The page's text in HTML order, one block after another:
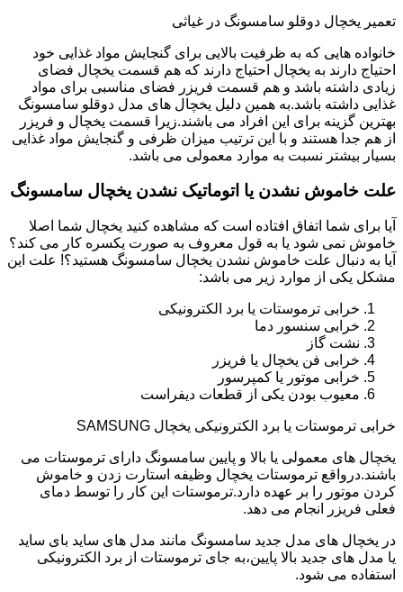
تعمیر یخچال دوقلو سامسونگ در غیاثی
خانواده هایی که به ظرفیت بالایی برای گنجایش مواد غذایی خود
احتیاج دارند به یخچال احتیاج دارند که هم قسمت یخچال فضای
زیادی داشته باشد و هم قسمت فریزر فضای مناسبی برای مواد
غذایی داشته باشد.به همین دلیل یخچال های مدل دوقلو سامسونگ
بهترین گزینه برای این افراد می باشند.زیرا قسمت یخچال و فریزر
از هم جدا هستند و با این ترتیب میزان ظرفی و گنجایش مواد غذایی
بسیار بیشتر نسبت به موارد معمولی می باشد.
علت خاموش نشدن یا اتوماتیک نشدن یخچال سامسونگ
آیا برای شما اتفاق افتاده است که مشاهده کنید یخچال شما اصلا
خاموش نمی شود یا به قول معروف به صورت یکسره کار می کند؟
آیا به دنبال علت خاموش نشدن یخچال سامسونگ هستید؟! علت این
مشکل یکی از موارد زیر می باشد:
خرابی ترموستات یا برد الکترونیکی
خرابی سنسور دما
نشت گاز
خرابی فن یخچال یا فریزر
خرابی موتور یا کمپرسور
معیوب بودن یکی از قطعات دیفراست
خرابی ترموستات یا برد الکترونیکی یخچال SAMSUNG
یخچال های معمولی یا بالا و پایین سامسونگ دارای ترموستات می
باشند.درواقع ترموستات یخچال وظیفه استارت زدن و خاموش
کردن موتور را بر عهده دارد.ترموستات این کار را توسط دمای
فعلی فریزر انجام می دهد.
در یخچال های مدل جدید سامسونگ مانند مدل های ساید بای ساید
یا مدل های جدید بالا پایین،به جای ترموستات از برد الکترونیکی
استفاده می شود.